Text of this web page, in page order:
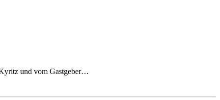
und vom Gastgeber…